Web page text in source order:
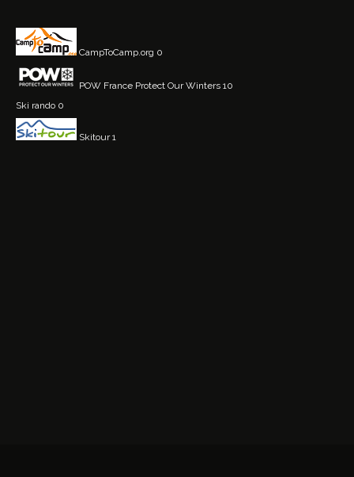
CampToCamp.org 0
POW France Protect Our Winters 10
Ski rando 0
Skitour1